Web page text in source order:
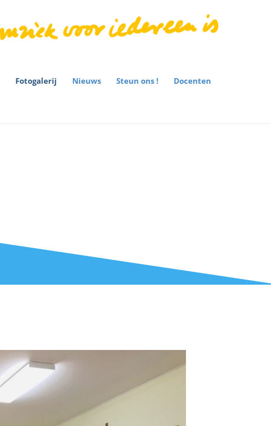
Fotogalerij Nieuws Steun ons ! Docenten